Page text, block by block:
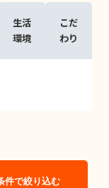
生活
環境
こだ
わり
件で絞り込む